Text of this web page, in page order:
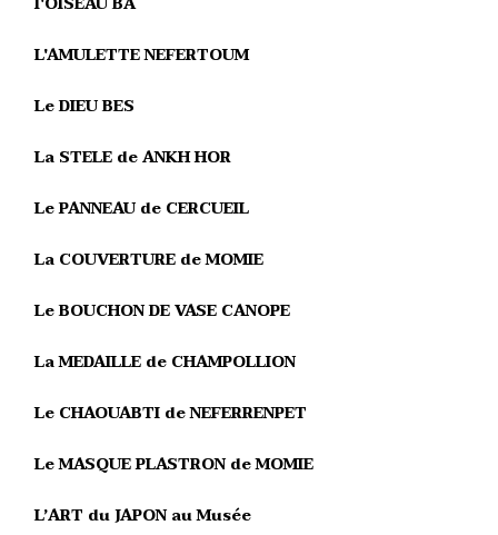
L'AMULETTE NEFERTOUM
Le DIEU BES
La STELE de ANKH HOR
Le PANNEAU de CERCUEIL
La COUVERTURE de MOMIE
Le BOUCHON DE VASE CANOPE
La MEDAILLE de CHAMPOLLION
Le CHAOUABTI de NEFERRENPET
Le MASQUE PLASTRON de MOMIE
L’ART du JAPON au Musée